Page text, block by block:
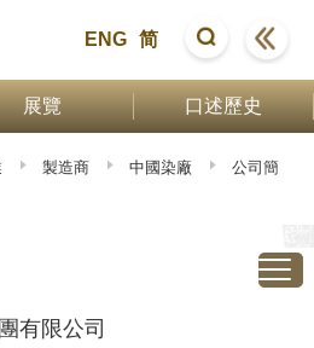
ENG 简
展覽 口述歷史
製造商 中國染廠
公司簡
有限公司